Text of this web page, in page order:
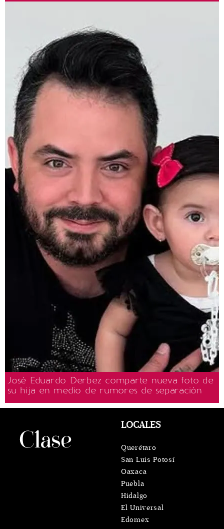
José Eduardo Derbez comparte nueva foto de
su hija en medio de rumores de separación
LOCALES
Querétaro
San Luis Potosí
Oaxaca
Puebla
Hidalgo
El Universal
Edomex